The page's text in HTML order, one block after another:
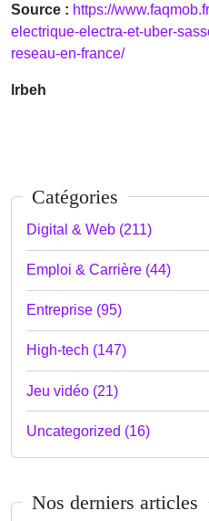
Source : https://
electrique-electra-et-uber-
reseau-en-france/
lrbeh
Catégories
Digital & Web (211)
Emploi & Carrière (44)
Entreprise (95)
High-tech (147)
Jeu vidéo (21)
Uncategorized (16)
Nos derniers articles